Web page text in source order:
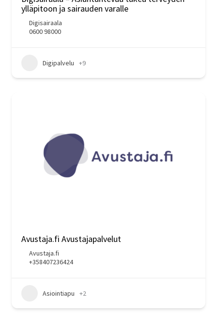
ylläpitoon ja sairauden varalle
Digisairaala
0600 98000
Digipalvelu +9
Avustaja.fi Avustajapalvelut
Avustaja.fi
+358407236424
Asiointiapu +2